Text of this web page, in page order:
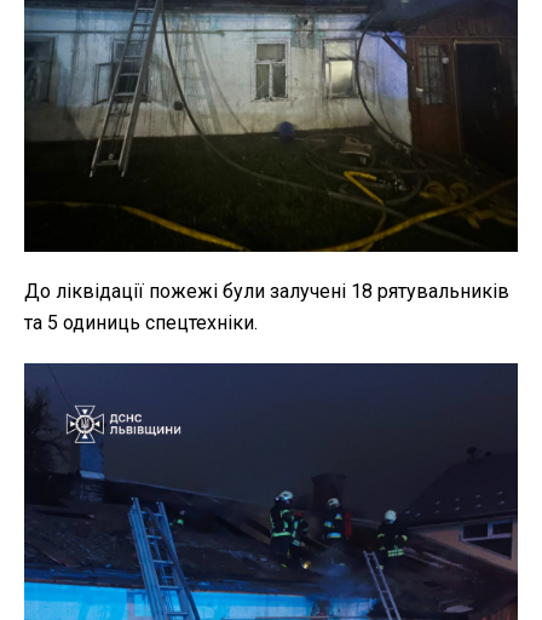
До ліквідації пожежі були залучені 18 рятувальників
та 5 одиниць спецтехніки.